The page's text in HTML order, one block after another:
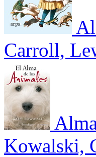
Carroll,
Kowalski,